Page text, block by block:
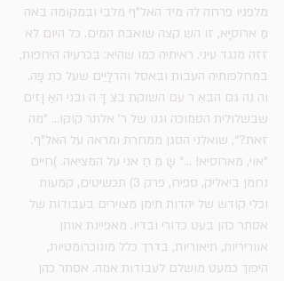
מלפניו פרחה לה מיד האל"ף מלבי ּובמקומה באה
מַ ארּוסיָּא, זו השִ קצה שואבת המים. כל היום לא
זזה מנגד עיני. ראיתיה כמו שהיא: בכרעיה היחפות,
במחלפותיה העבות ּובאסל והדלָּיַיִם שעל כתֵ פָּּה.
והִ נֵה גם הּבאֵ ר עם השוקת ּבצִ דָּ ּה ּובני האַ ּוָּזים
שבשלולית הסמוכה וגנו של ר' אלתר קּוקּו... ”מה
זאת?“, שואלני הסגן ממחרת ּומראה על האל"ף.
”אוי, מארוסיא! ...“ שָּ מֵ חַ אני על המציאה. )חיים
נחמן ביאליק, ספיח, פרק 3) תכשיטים, קמעות
וכלי קודש של יהדות תימן מצוירים בעבודות של
אסתר כהן בעט כדורי ובדיו. מאפיינת אותן
אווריריות, תיאוריות, בדרך כלל מונוכרומטיות,
היפוך כמעט מושלם לעבודות אמה. אסתר כהן